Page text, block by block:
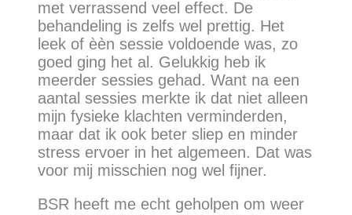
met verrassend veel effect. De
behandeling is zelfs wel prettig. Het
leek of èèn sessie voldoende was, zo
goed ging het al. Gelukkig heb ik
meerder sessies gehad. Want na een
aantal sessies merkte ik dat niet alleen
mijn fysieke klachten verminderden,
maar dat ik ook beter sliep en minder
stress ervoer in het algemeen. Dat was
voor mij misschien nog wel fijner.
BSR heeft me echt geholpen om weer